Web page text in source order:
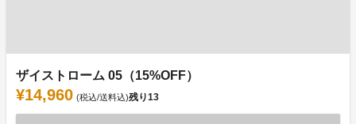
ザイストローム 05（15%OFF）
¥14,960 (税込/送料込)残り13